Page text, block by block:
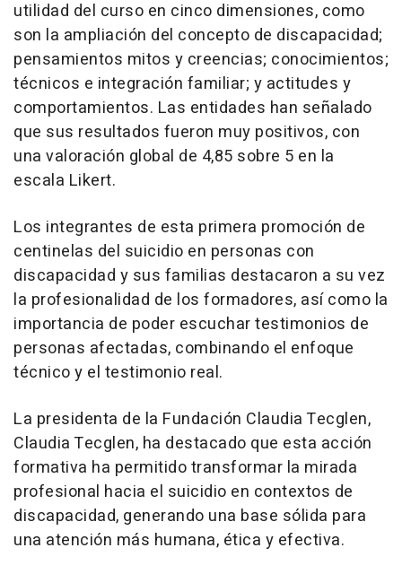
utilidad del curso en cinco dimensiones, como
son la ampliación del concepto de discapacidad;
pensamientos mitos y creencias; conocimientos;
técnicos e integración familiar; y actitudes y
comportamientos. Las entidades han señalado
que sus resultados fueron muy positivos, con
una valoración global de 4,85 sobre 5 en la
escala Likert.
Los integrantes de esta primera promoción de
centinelas del suicidio en personas con
discapacidad y sus familias destacaron a su vez
la profesionalidad de los formadores, así como la
importancia de poder escuchar testimonios de
personas afectadas, combinando el enfoque
técnico y el testimonio real.
La presidenta de la Fundación Claudia Tecglen,
Claudia Tecglen, ha destacado que esta acción
formativa ha permitido transformar la mirada
profesional hacia el suicidio en contextos de
discapacidad, generando una base sólida para
una atención más humana, ética y efectiva.